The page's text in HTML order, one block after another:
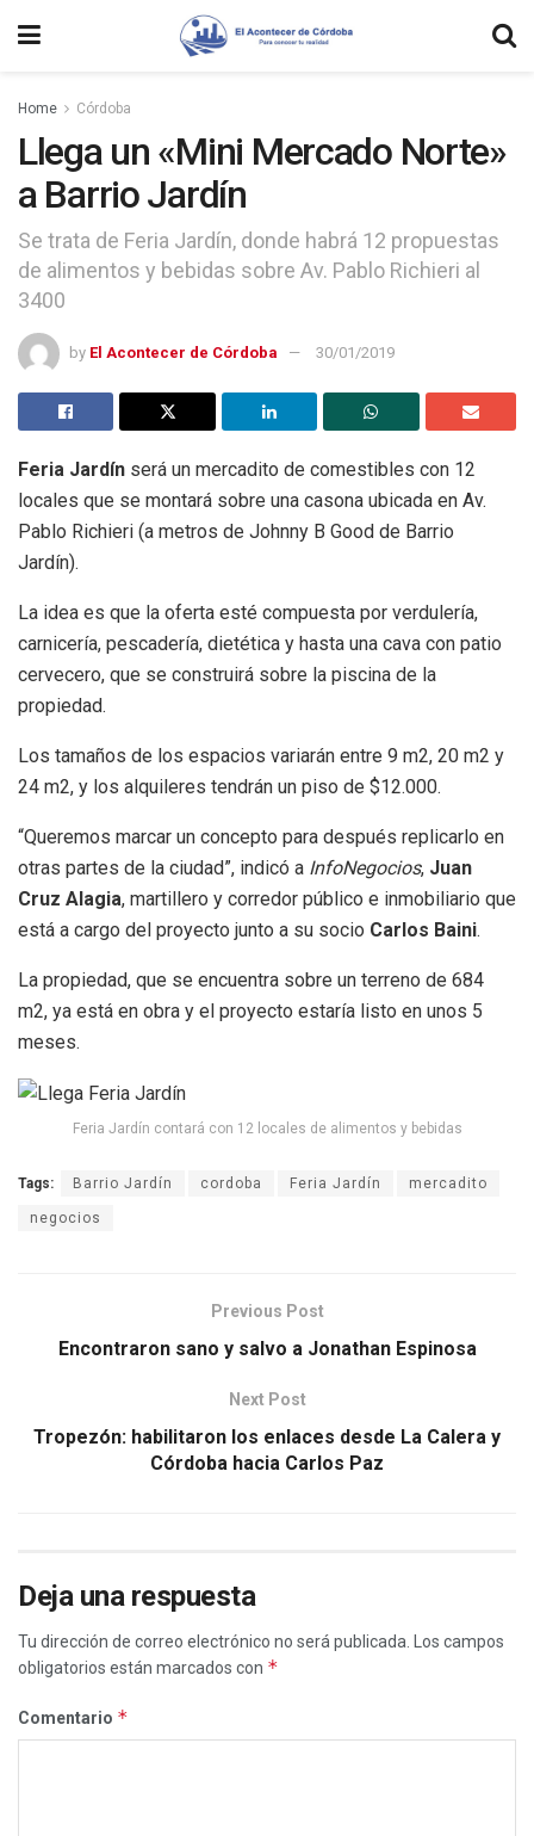
Home Córdoba
Llega un «Mini Mercado Norte»
a Barrio Jardín
Se trata de Feria Jardín, donde habrá 12 propuestas
de alimentos y bebidas sobre Av. Pablo Richieri al
3400
by El Acontecer de Córdoba 30/01/2019
Feria Jardín será un mercadito de comestibles con 12
locales que se montará sobre una casona ubicada en Av.
Pablo Richieri (a metros de Johnny B Good de Barrio
Jardín).
La idea es que la oferta esté compuesta por verdulería,
carnicería, pescadería, dietética y hasta una cava con patio
cervecero, que se construirá sobre la piscina de la
propiedad.
Los tamaños de los espacios variarán entre 9 m2, 20 m2 y
24 m2, y los alquileres tendrán un piso de $12.000.
“Queremos marcar un concepto para después replicarlo en
otras partes de la ciudad”, indicó a InfoNegocios, Juan
Cruz Alagia, martillero y corredor público e inmobiliario que
está a cargo del proyecto junto a su socio Carlos Baini.
La propiedad, que se encuentra sobre un terreno de 684
m2, ya está en obra y el proyecto estaría listo en unos 5
meses.
Feria Jardín contará con 12 locales de alimentos y bebidas
Tags: Barrio Jardín cordoba Feria Jardín mercadito
negocios
Previous Post
Encontraron sano y salvo a Jonathan Espinosa
Next Post
Tropezón: habilitaron los enlaces desde La Calera y
Córdoba hacia Carlos Paz
Deja una respuesta
Tu dirección de correo electrónico no será publicada. Los campos
obligatorios están marcados con *
Comentario *